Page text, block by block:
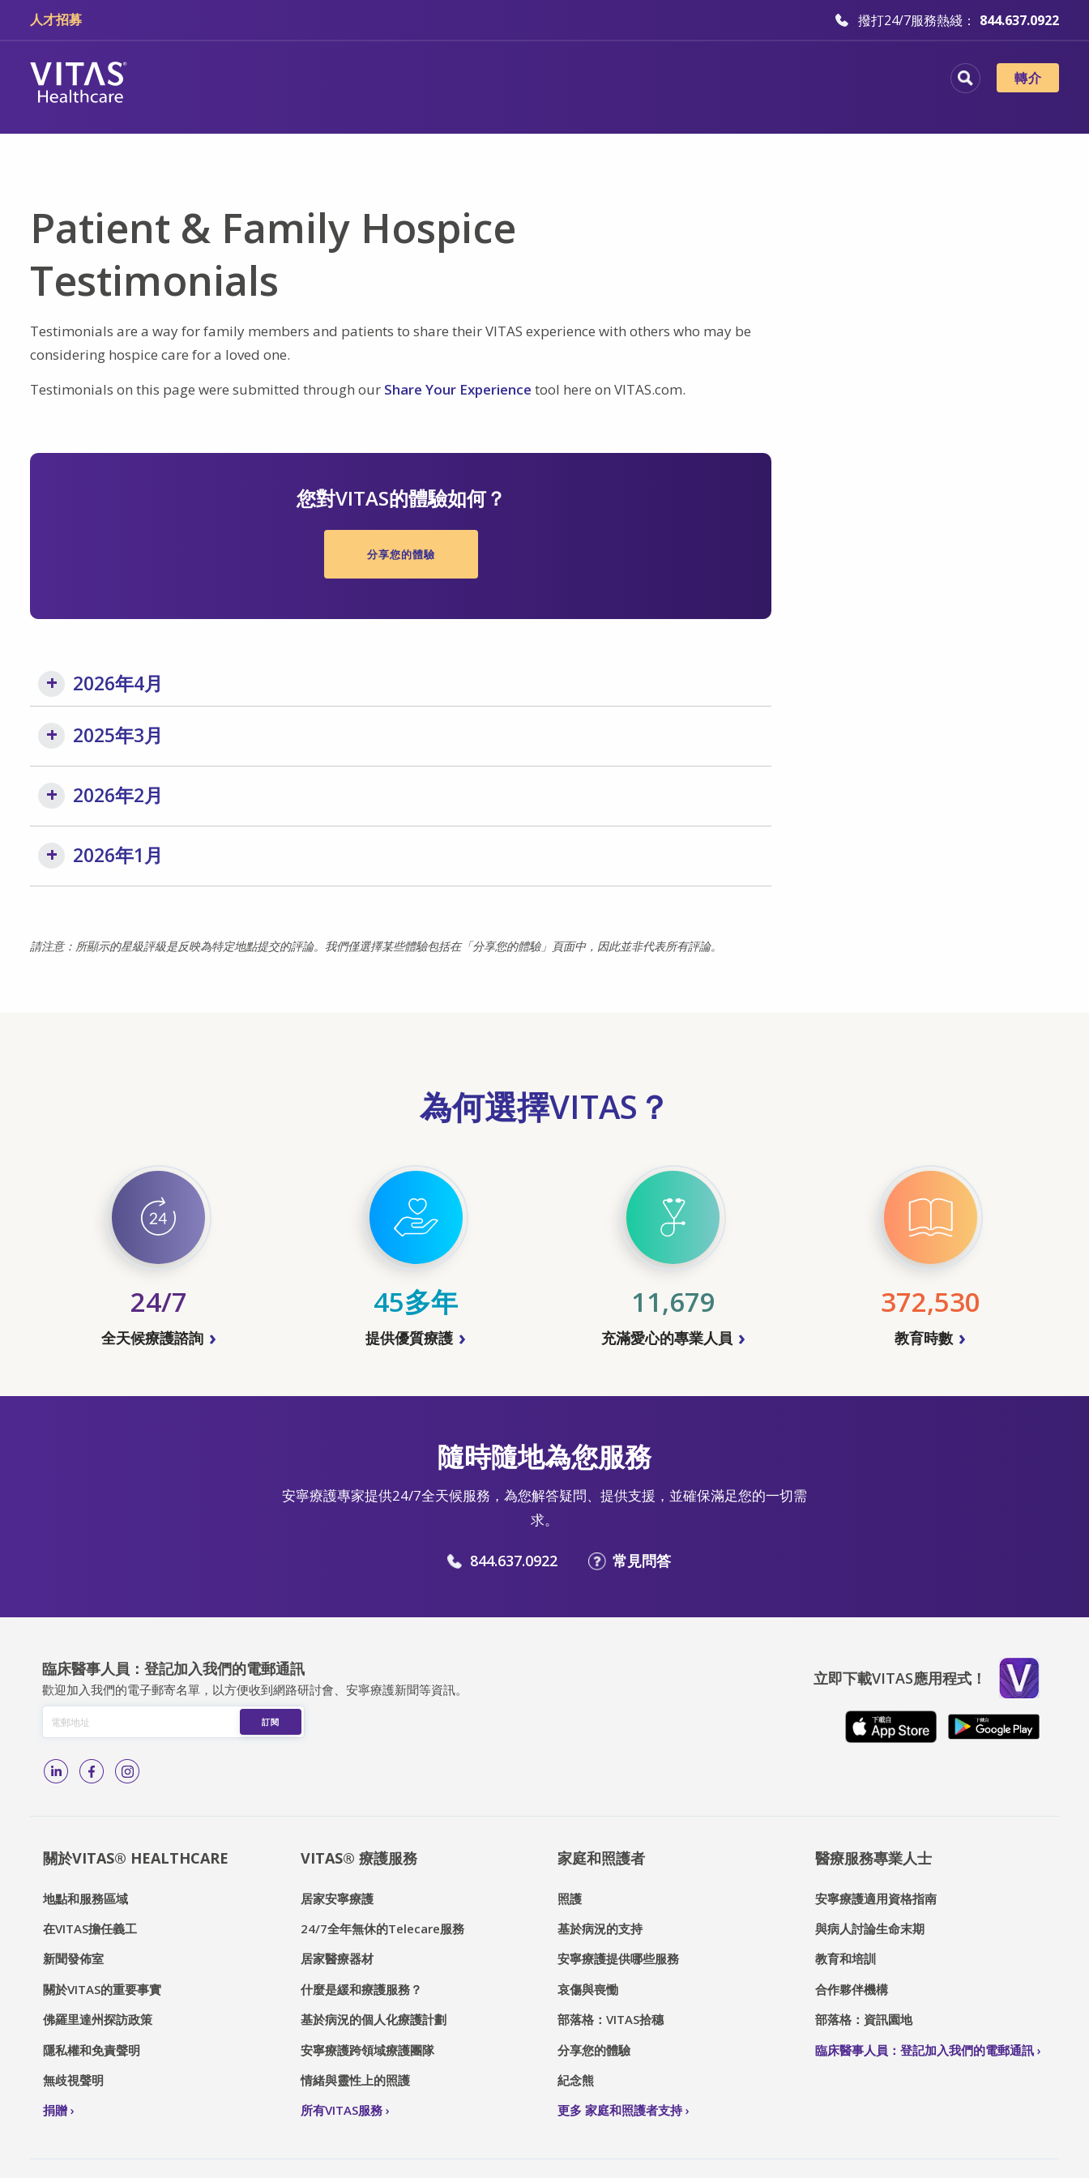
跳轉至主要內容
跳轉至導覽
人才招募 撥打24/7服務熱綫： 844.637.0922
轉介
Patient & Family Hospice
Testimonials
Testimonials are a way for family members and patients to share their VITAS experience with others who may be
considering hospice care for a loved one.
Testimonials on this page were submitted through our Share Your Experience tool here on VITAS.com.
您對VITAS的體驗如何？
分享您的體驗
2026年4月
2025年3月
2026年2月
2026年1月
請注意：所顯示的星級評級是反映為特定地點提交的評論。我們僅選擇某些體驗包括在「分享您的體驗」頁面中，因此並非代表所有評論。
為何選擇VITAS？
24/7
全天候療護諮詢
45多年
提供優質療護
11,679
充滿愛心的專業人員
372,530
教育時數
隨時隨地為您服務
安寧療護專家提供24/7全天候服務，為您解答疑問、提供支援，並確保滿足您的一切需
求。
844.637.0922 常見問答
臨床醫事人員：登記加入我們的電郵通訊
歡迎加入我們的電子郵寄名單，以方便收到網路研討會、安寧療護新聞等資訊。
立即下載VITAS應用程式！
關於VITAS® HEALTHCARE
地點和服務區域
在VITAS擔任義工
新聞發佈室
關於VITAS的重要事實
佛羅里達州探訪政策
隱私權和免責聲明
無歧視聲明
捐贈
VITAS® 療護服務
居家安寧療護
24/7全年無休的Telecare服務
居家醫療器材
什麼是緩和療護服務？
基於病況的個人化療護計劃
安寧療護跨領域療護團隊
情緒與靈性上的照護
所有VITAS服務
家庭和照護者
照護
基於病況的支持
安寧療護提供哪些服務
哀傷與喪慟
部落格：VITAS拾穗
分享您的體驗
紀念熊
更多 家庭和照護者支持
醫療服務專業人士
安寧療護適用資格指南
與病人討論生命末期
教育和培訓
合作夥伴機構
部落格：資訊園地
臨床醫事人員：登記加入我們的電郵通訊